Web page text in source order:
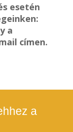
esetén
a
címen.
a